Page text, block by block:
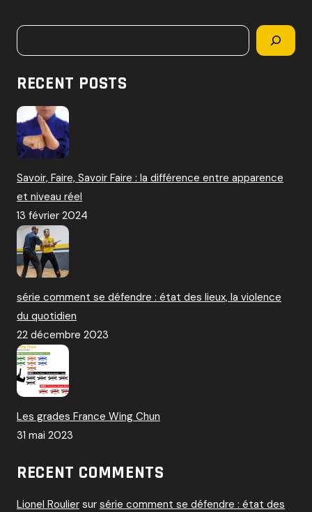
r
Rechercher
RECENT POSTS
Savoir, Faire, Savoir Faire : la différence entre apparence
et niveau réel
13 février 2024
série comment se défendre : état des lieux, la violence
du quotidien
22 décembre 2023
Les grades France Wing Chun
31 mai 2023
RECENT COMMENTS
Lionel Roulier sur série comment se défendre : état des